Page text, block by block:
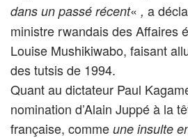
dans un passé récent« , a
ministre rwandais des Affaires
Louise Mushikiwabo, faisant
des tutsis de 1994.
Quant au dictateur Paul
nomination d’Alain Juppé à la
française, comme une insulte